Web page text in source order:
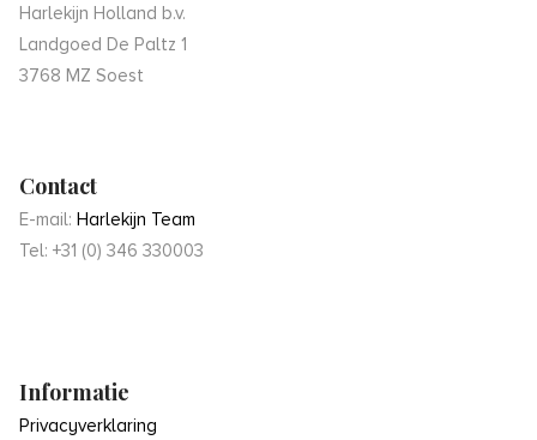
Harlekijn Holland b.v.
Landgoed De Paltz 1
3768 MZ Soest
Contact
E-mail: Harlekijn Team
Tel: +31 (0) 346 330003
Informatie
Privacyverklaring